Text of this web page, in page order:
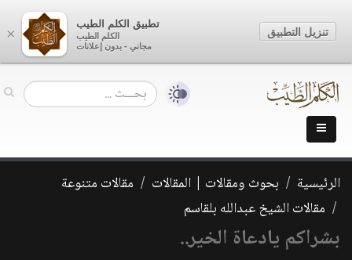
الرئيسية بحوث ومقالات | المقالات
مقالات متنوعة
مقالات الشيخ عبدالله بلقاسم
بشراكم يادعاة الخير..
×
تطبيق الكلم الطيب
الكلم الطيب
مجاني - بدون إعلانات
تنزيل التطبيق